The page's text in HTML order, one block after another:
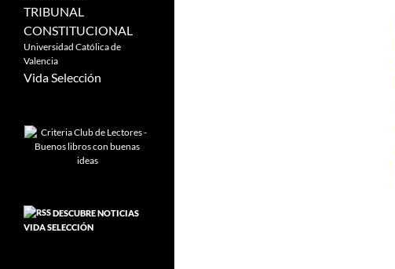
TRIBUNAL
CONSTITUCIONAL
Universidad Católica de
Valencia
Vida Selección
DESCUBRE NOTICIAS
VIDA SELECCIÓN